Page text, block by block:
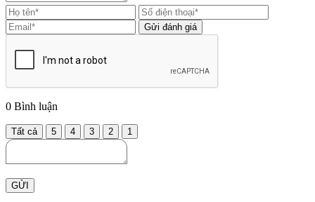
Gửi đánh giá
0 Bình luận
Tất cả 5 4 3 2 1
GỬI